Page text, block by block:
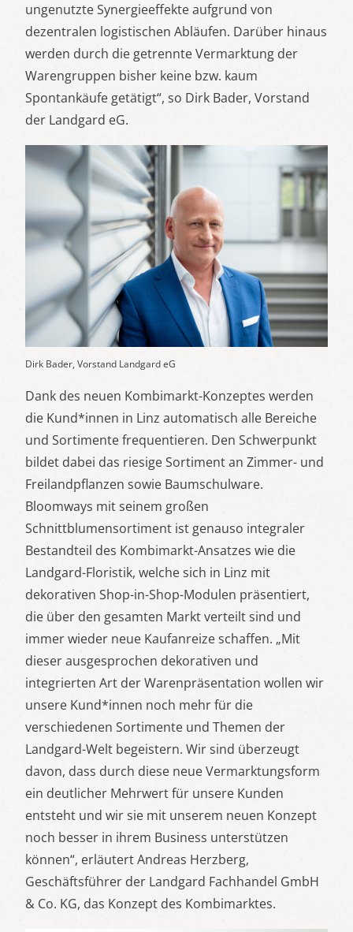
ungenutzte Synergieeffekte aufgrund von
dezentralen logistischen Abläufen. Darüber hinaus
werden durch die getrennte Vermarktung der
Warengruppen bisher keine bzw. kaum
Spontankäufe getätigt“, so Dirk Bader, Vorstand
der Landgard eG.
Dirk Bader, Vorstand Landgard eG
Dank des neuen Kombimarkt-Konzeptes werden
die Kund*innen in Linz automatisch alle Bereiche
und Sortimente frequentieren. Den Schwerpunkt
bildet dabei das riesige Sortiment an Zimmer- und
Freilandpflanzen sowie Baumschulware.
Bloomways mit seinem großen
Schnittblumensortiment ist genauso integraler
Bestandteil des Kombimarkt-Ansatzes wie die
Landgard-Floristik, welche sich in Linz mit
dekorativen Shop-in-Shop-Modulen präsentiert,
die über den gesamten Markt verteilt sind und
immer wieder neue Kaufanreize schaffen. „Mit
dieser ausgesprochen dekorativen und
integrierten Art der Warenpräsentation wollen wir
unsere Kund*innen noch mehr für die
verschiedenen Sortimente und Themen der
Landgard-Welt begeistern. Wir sind überzeugt
davon, dass durch diese neue Vermarktungsform
ein deutlicher Mehrwert für unsere Kunden
entsteht und wir sie mit unserem neuen Konzept
noch besser in ihrem Business unterstützen
können“, erläutert Andreas Herzberg,
Geschäftsführer der Landgard Fachhandel GmbH
& Co. KG, das Konzept des Kombimarktes.